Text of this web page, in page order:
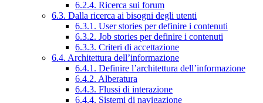
6.2.4. Ricerca sui forum
6.3. Dalla ricerca ai bisogni degli utenti
6.3.1. User stories per definire i contenuti
6.3.2. Job stories per definire i contenuti
6.3.3. Criteri di accettazione
6.4. Architettura dell’informazione
6.4.1. Definire l’architettura dell’informazione
6.4.2. Alberatura
6.4.3. Flussi di interazione
6.4.4. Sistemi di navigazione